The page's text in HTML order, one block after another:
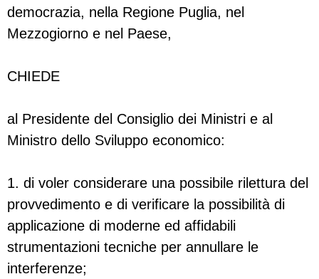
democrazia, nella Regione Puglia, nel
Mezzogiorno e nel Paese,
CHIEDE
al Presidente del Consiglio dei Ministri e al
Ministro dello Sviluppo economico:
1. di voler considerare una possibile rilettura del
provvedimento e di verificare la possibilità di
applicazione di moderne ed affidabili
strumentazioni tecniche per annullare le
interferenze;